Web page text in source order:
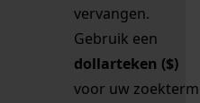
vervangen.
Gebruik een
dollarteken ($)
voor uw zoekterm